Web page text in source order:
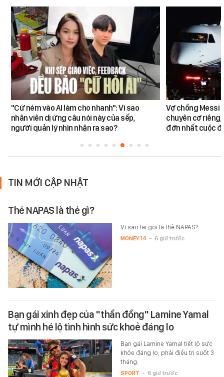
"Cứ ném vào AI làm cho nhanh": Vì sao
nhân viên dị ứng câu nói này của sếp,
người quản lý nhìn nhận ra sao?
Vợ chồng Messi
chuyên cơ
đớn nhất cuộc
TIN MỚI CẬP NHẬT
Thẻ NAPAS là thẻ gì?
Vì sao lại gọi là thẻ NAPAS?
MONEY.14 - 6 giờ trước
Bạn gái xinh đẹp của "thần đồng" Lamine Yamal
tự mình hé lộ tình hình sức khoẻ đáng lo
Bạn gái Lamine Yamal tiết lộ sức
khỏe đáng lo, phải điều trị suốt 3
tháng.
SPORT - 6 giờ trước